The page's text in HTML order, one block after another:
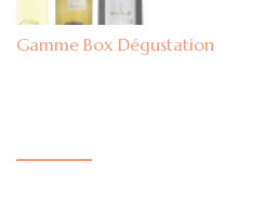
Box Dégustation